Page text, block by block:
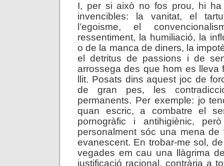
I, per si això no fos prou, hi ha
invencibles: la vanitat, el
l’egoisme, el
ressentiment, la humiliació, la
o de la manca de diners, la
el detritus de passions i de
arrossega des que hom es lleva
llit. Posats dins aquest joc de
de gran pes, les
permanents. Per exemple: jo
quan escric, a combatre el
pornogràfic i antihigiènic,
personalment sóc una mena de
evanescent. En trobar-me sol,
vegades em cau una llàgrima
justificació racional, contrària a